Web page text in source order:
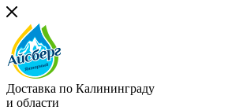
Доставка по Калининграду
и области